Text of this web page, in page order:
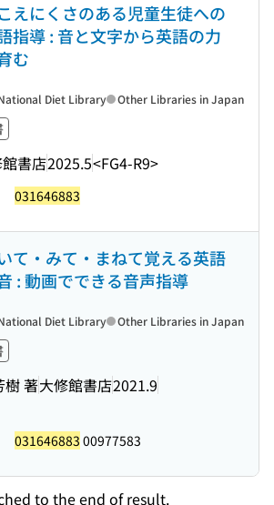
えにくさのある児童生徒への
指導 : 音と文字から英語の力
む
書店2025.5<FG4-R9>
Diet Library Other Libraries in Japan
031646883
て・みて・まねて覚える英語
: 動画でできる音声指導
樹 著大修館書店2021.9
Diet Library Other Libraries in Japan
031646883 00977583
to the end of result.